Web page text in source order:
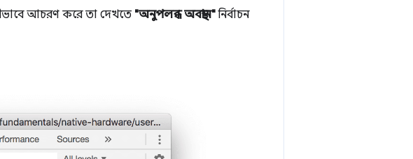
আচরণ করে তা দেখতে "অনুপলব্ধ অবস্থান"নির্বাচন